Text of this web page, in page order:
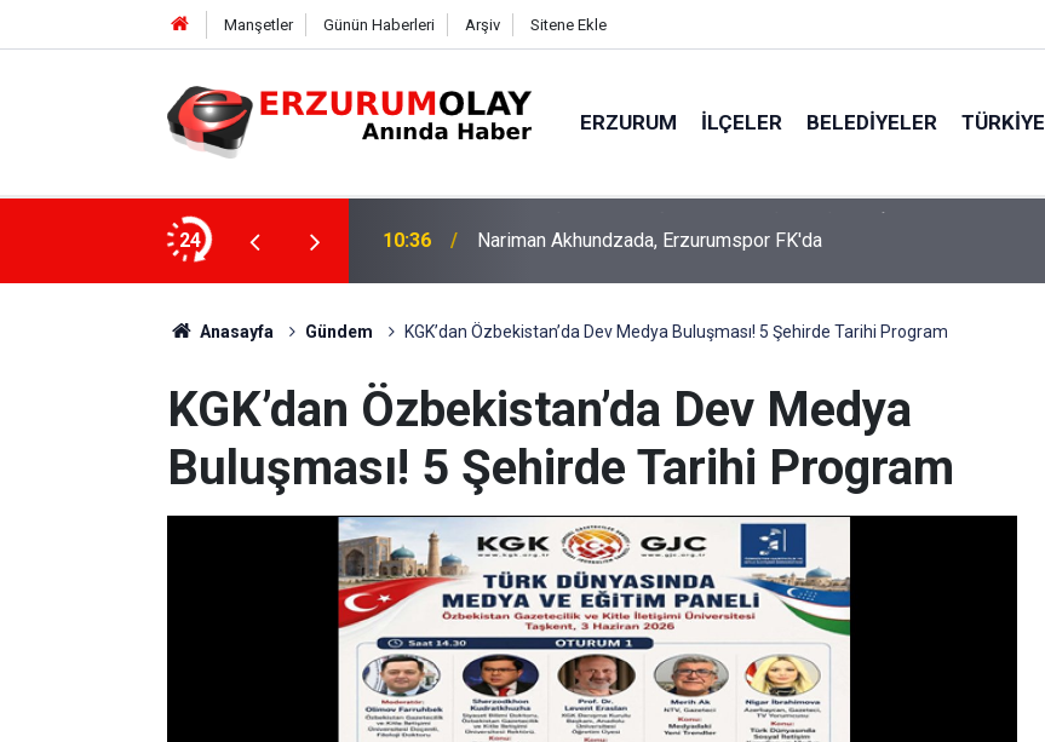
Manşetler Günün Haberleri Arşiv Sitene Ekle
ERZURUM İLÇELER BELEDIYELER TÜRKIYE
24
prensip anlaşmasına vardı 10:36 Nariman Akhundzada, Erzurumspor FK'da
Anasayfa Gündem KGK’dan Özbekistan’da Dev Medya Buluşması! 5 Şehirde Tarihi Program
KGK’dan Özbekistan’da Dev Medya
Buluşması! 5 Şehirde Tarihi Program